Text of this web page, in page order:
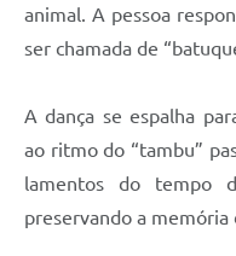
animal. A pessoa
ser chamada de
A dança se espalha
ao ritmo do “tambu”
lamentos do tempo
preservando a memória